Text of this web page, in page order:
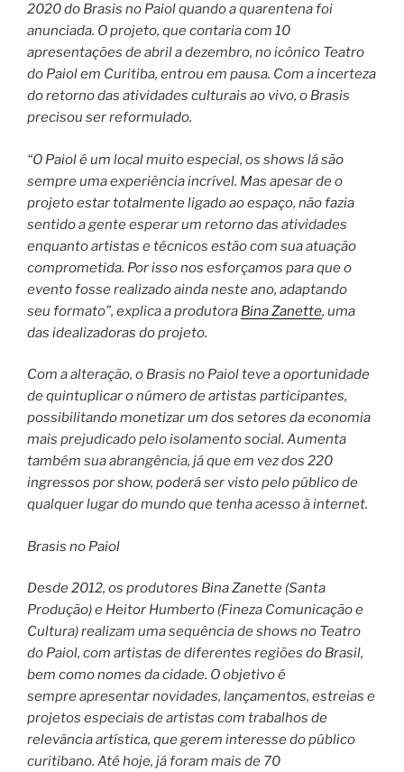
2020 do Brasis no Paiol quando a quarentena foi
anunciada. O projeto, que contaria com 10
apresentações de abril a dezembro, no icônico Teatro
do Paiol em Curitiba, entrou em pausa. Com a incerteza
do retorno das atividades culturais ao vivo, o Brasis
precisou ser reformulado.
“O Paiol é um local muito especial, os shows lá são
sempre uma experiência incrível. Mas apesar de o
projeto estar totalmente ligado ao espaço, não fazia
sentido a gente esperar um retorno das atividades
enquanto artistas e técnicos estão com sua atuação
comprometida. Por isso nos esforçamos para que o
evento fosse realizado ainda neste ano, adaptando
seu formato”, explica a produtora Bina Zanette, uma
das idealizadoras do projeto.
Com a alteração, o Brasis no Paiol teve a oportunidade
de quintuplicar o número de artistas participantes,
possibilitando monetizar um dos setores da economia
mais prejudicado pelo isolamento social. Aumenta
também sua abrangência, já que em vez dos 220
ingressos por show, poderá ser visto pelo público de
qualquer lugar do mundo que tenha acesso à internet.
Brasis no Paiol
Desde 2012, os produtores Bina Zanette (Santa
Produção) e Heitor Humberto (Fineza Comunicação e
Cultura) realizam uma sequência de shows no Teatro
do Paiol, com artistas de diferentes regiões do Brasil,
bem como nomes da cidade. O objetivo é
sempre apresentar novidades, lançamentos, estreias e
projetos especiais de artistas com trabalhos de
relevância artística, que gerem interesse do público
curitibano. Até hoje, já foram mais de 70